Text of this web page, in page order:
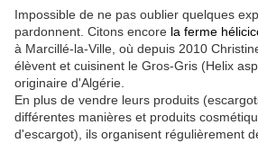
Impossible de ne pas oublier quelques
pardonnent. Citons encore la ferme
à Marcillé-la-Ville, où depuis 2010
élèvent et cuisinent le Gros-Gris (Helix
originaire d'Algérie.
En plus de vendre leurs produits
différentes manières et produits
d'escargot), ils organisent régulièrement